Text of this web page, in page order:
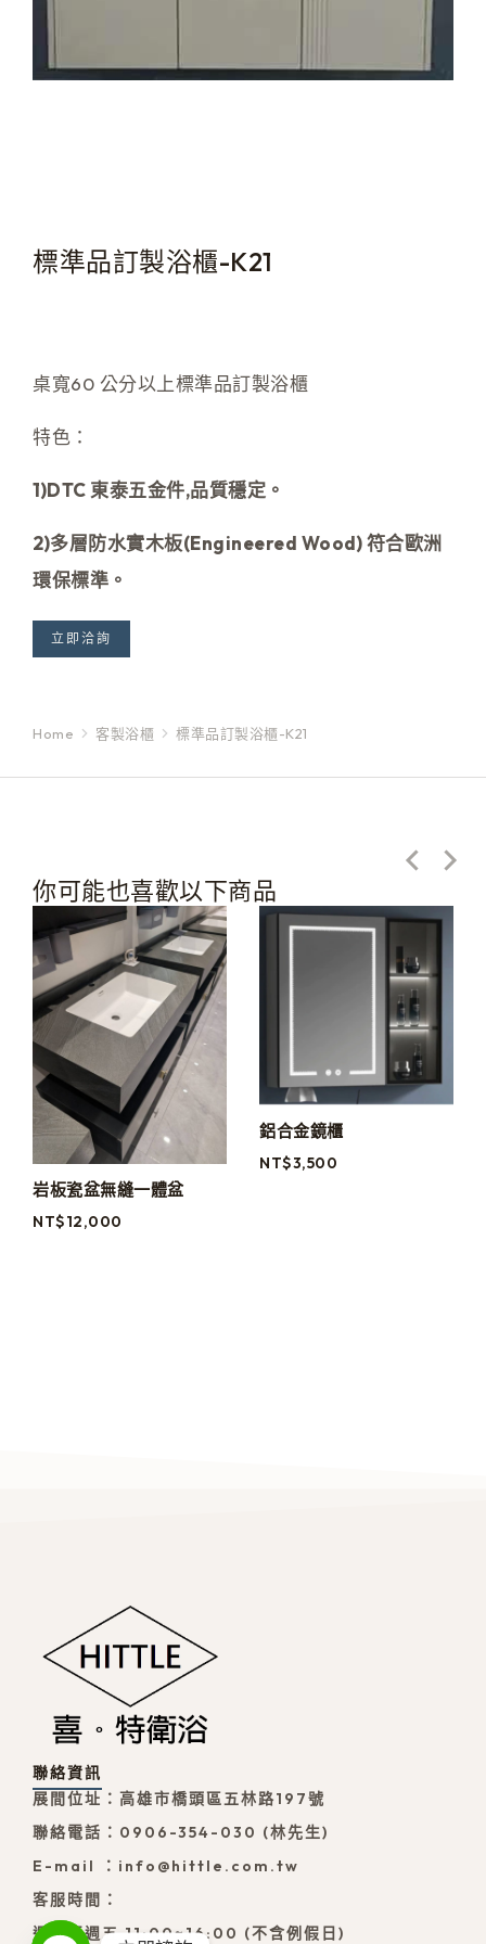
標準品訂製浴櫃-K21
桌寬60 公分以上標準品訂製浴櫃
特色：
1)DTC 東泰五金件,品質穩定。
2)多層防水實木板(Engineered Wood) 符合歐洲
環保標準。
立即洽詢
You are here:
Home 客製浴櫃 標準品訂製浴櫃-K21
你可能也喜歡以下商品
岩板瓷盆無縫一體盆
NT$12,000
鋁合金鏡櫃
NT$3,500
聯絡資訊
展間位址：高雄市橋頭區五林路197號
聯絡電話：0906-354-030 (林先生)
E-mail ：info@hittle.com.tw
客服時間：
週一至週五 11:00~16:00 (不含例假日)